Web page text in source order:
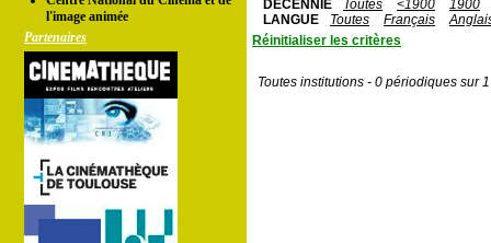
l'image animée
Partenaires
DECENNIE
Toutes <1900
1900
LANGUE
Toutes Français
Réinitialiser les critères
Toutes institutions - 0 périodiques sur